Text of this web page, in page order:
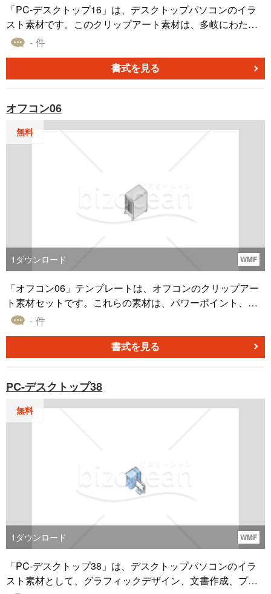
「PC-デスクトップ16」は、デスクトップパソコンのイラ
スト素材です。このクリップアート素材は、多岐にわたる
シーンで役立ちます。文書作成、プレゼンテーション、ウ
く挿入できるイラストや画像として利用できます。さら
に、Microsoft Office製品内から直接検索して挿入可能なた
形式で、拡大、変形、回転などを施しても画像品質が維持
されるので、制作において頼りになる素材です。
- 件
書式を見る
オフコン06
無料
1 ダウンロード WMF
「オフコン06」テンプレートは、オフコンのクリップアー
ト素材セットです。これらの素材は、パワーポイント、エ
クセル、ワードなどの資料作成に無料でご活用いただけま
ジネスやオフィス環境で利用されるコンピューターを指し
ます。オフコン06テンプレートを利用することで、オフィ
ショナルに仕上げることができます。これらの素材は関連
するキーワードを含むプロジェクト全般に最適であり、無
料でダウンロード可能です。ぜひご活用ください。
- 件
書式を見る
PC-デスクトップ38
無料
1 ダウンロード WMF
「PC-デスクトップ38」は、デスクトップパソコンのイラ
スト素材として、グラフィックデザイン、文書作成、プレ